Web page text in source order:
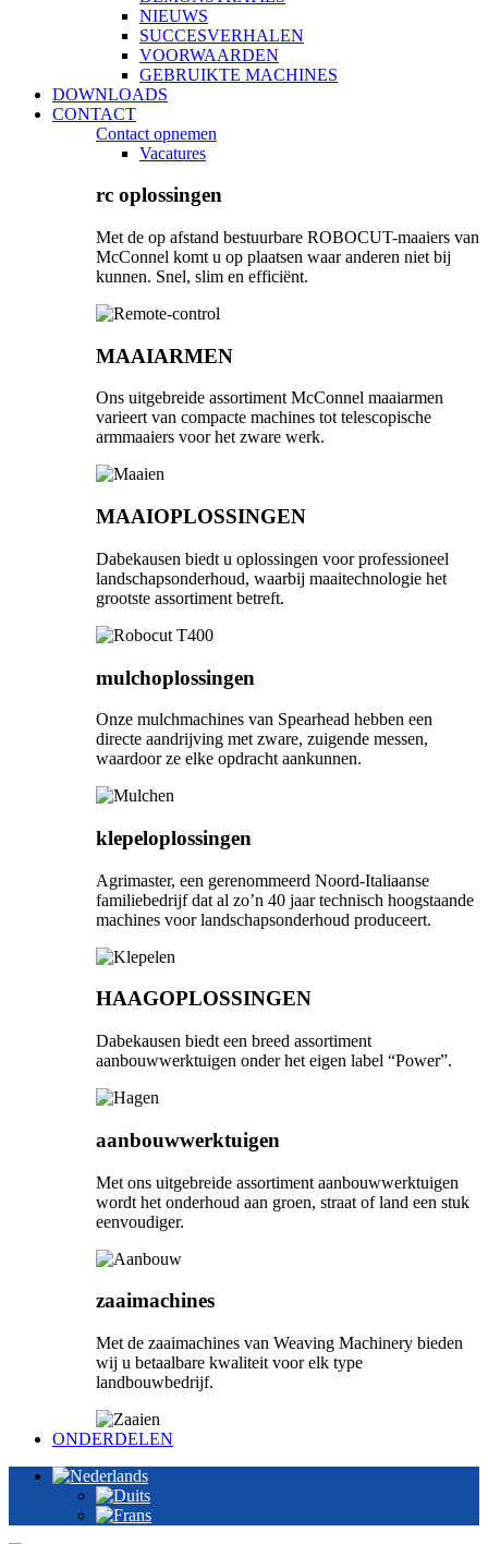
NIEUWS
SUCCESVERHALEN
VOORWAARDEN
GEBRUIKTE MACHINES
DOWNLOADS
CONTACT
Contact opnemen
Vacatures
rc oplossingen
Met de op afstand bestuurbare ROBOCUT-maaiers van
McConnel komt u op plaatsen waar anderen niet bij
kunnen. Snel, slim en efficiënt.
MAAIARMEN
Ons uitgebreide assortiment McConnel maaiarmen
varieert van compacte machines tot telescopische
armmaaiers voor het zware werk.
MAAIOPLOSSINGEN
Dabekausen biedt u oplossingen voor professioneel
landschapsonderhoud, waarbij maaitechnologie het
grootste assortiment betreft.
mulchoplossingen
Onze mulchmachines van Spearhead hebben een
directe aandrijving met zware, zuigende messen,
waardoor ze elke opdracht aankunnen.
klepeloplossingen
Agrimaster, een gerenommeerd Noord-Italiaanse
familiebedrijf dat al zo’n 40 jaar technisch hoogstaande
machines voor landschapsonderhoud produceert.
HAAGOPLOSSINGEN
Dabekausen biedt een breed assortiment
aanbouwwerktuigen onder het eigen label “Power”.
aanbouwwerktuigen
Met ons uitgebreide assortiment aanbouwwerktuigen
wordt het onderhoud aan groen, straat of land een stuk
eenvoudiger.
zaaimachines
Met de zaaimachines van Weaving Machinery bieden
wij u betaalbare kwaliteit voor elk type
landbouwbedrijf.
ONDERDELEN